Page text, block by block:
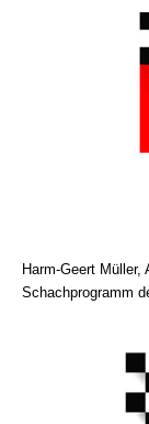
Harm-Geert
Schachprogramm